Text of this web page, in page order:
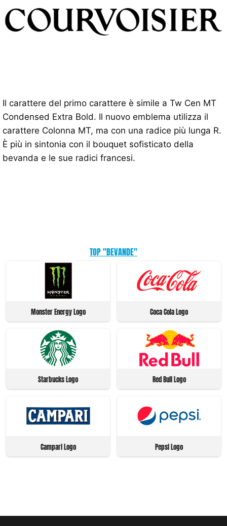
Il carattere del primo carattere è simile a Tw Cen MT
Condensed Extra Bold. Il nuovo emblema utilizza il
carattere Colonna MT, ma con una radice più lunga R.
È più in sintonia con il bouquet sofisticato della
bevanda e le sue radici francesi.
TOP "BEVANDE"
Monster Energy Logo Coca Cola Logo
Starbucks Logo Red Bull Logo
Campari Logo Pepsi Logo